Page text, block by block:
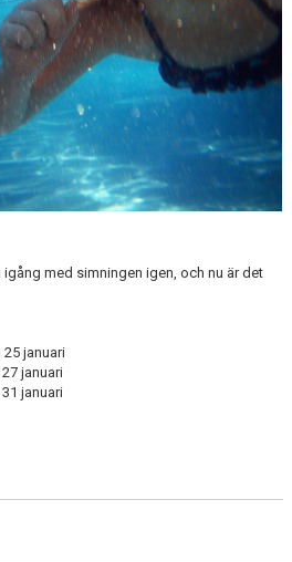
med simningen igen, och nu är det
januari
januari
januari